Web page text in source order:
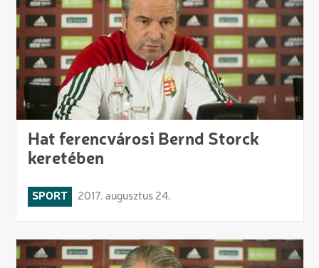
Hat ferencvárosi Bernd Storck
keretében
SPORT 2017. augusztus 24.